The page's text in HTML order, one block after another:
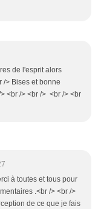
de l'esprit alors
/> Bises et bonne
<br /> <br /> <br /> <br
à toutes et tous pour
.<br /> <br />
de ce que je fais